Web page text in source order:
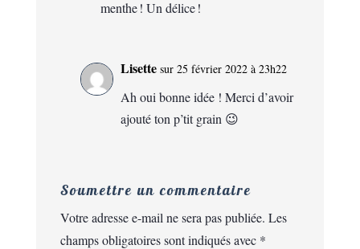
menthe ! Un délice !
Lisette sur 25 février 2022 à 23h22
Ah oui bonne idée ! Merci d’avoir
ajouté ton p’tit grain 😉
Soumettre un commentaire
Votre adresse e-mail ne sera pas publiée. Les
champs obligatoires sont indiqués avec *